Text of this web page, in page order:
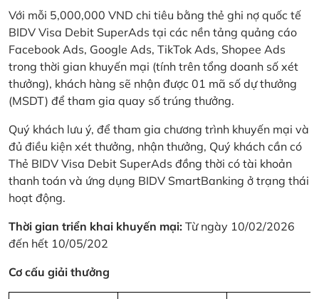
Với mỗi 5,000,000 VND chi tiêu bằng thẻ ghi nợ quốc tế
BIDV Visa Debit SuperAds tại các nền tảng quảng cáo
Facebook Ads, Google Ads, TikTok Ads, Shopee Ads
trong thời gian khuyến mại (tính trên tổng doanh số xét
thưởng), khách hàng sẽ nhận được 01 mã số dự thưởng
(MSDT) để tham gia quay số trúng thưởng.
Quý khách lưu ý, để tham gia chương trình khuyến mại và
đủ điều kiện xét thưởng, nhận thưởng, Quý khách cần có
Thẻ BIDV Visa Debit SuperAds đồng thời có tài khoản
thanh toán và ứng dụng BIDV SmartBanking ở trạng thái
hoạt động.
Thời gian triển khai khuyến mại: Từ ngày 10/02/2026
đến hết 10/05/202
Cơ cấu giải thưởng